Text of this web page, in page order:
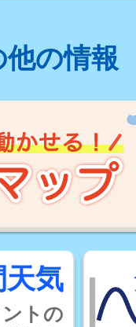
の情報
天気
トの